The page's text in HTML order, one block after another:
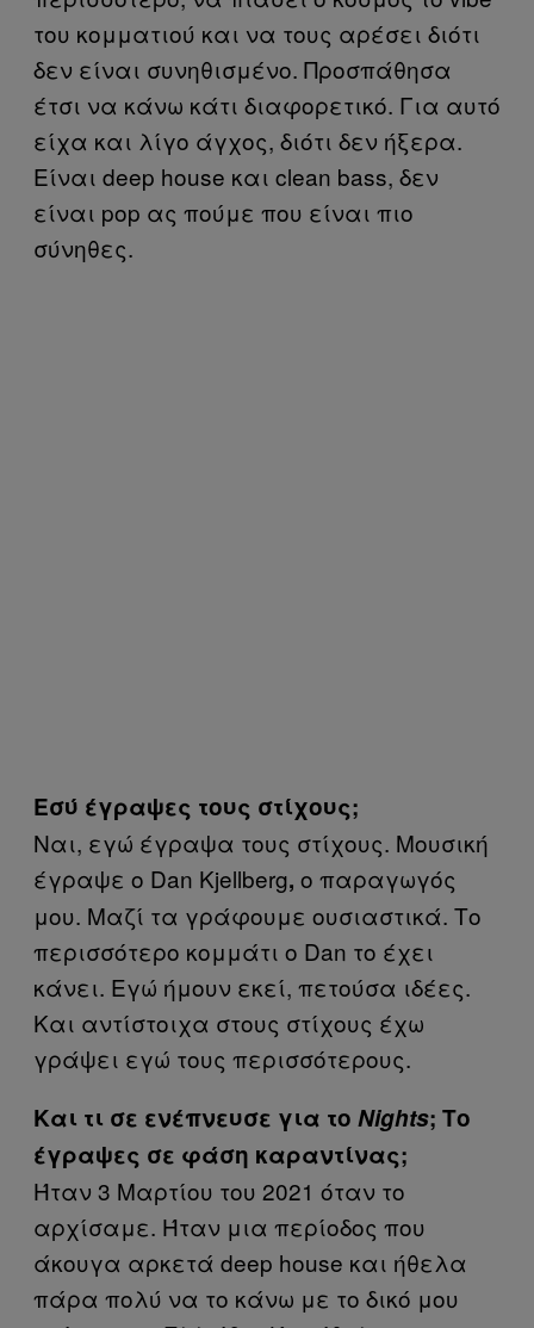
του κομματιού και να τους αρέσει διότι
δεν είναι συνηθισμένο. Προσπάθησα
έτσι να κάνω κάτι διαφορετικό. Για αυτό
είχα και λίγο άγχος, διότι δεν ήξερα.
Είναι deep house και clean bass, δεν
είναι pop ας πούμε που είναι πιο
σύνηθες.
Εσύ έγραψες τους στίχους;
Ναι, εγώ έγραψα τους στίχους. Μουσική
έγραψε ο Dan Kjellberg, ο παραγωγός
μου. Μαζί τα γράφουμε ουσιαστικά. Το
περισσότερο κομμάτι ο Dan το έχει
κάνει. Εγώ ήμουν εκεί, πετούσα ιδέες.
Και αντίστοιχα στους στίχους έχω
γράψει εγώ τους περισσότερους.
Και τι σε ενέπνευσε για το Nights; Το
έγραψες σε φάση καραντίνας;
Ήταν 3 Μαρτίου του 2021 όταν το
αρχίσαμε. Ήταν μια περίοδος που
άκουγα αρκετά deep house και ήθελα
πάρα πολύ να το κάνω με το δικό μου